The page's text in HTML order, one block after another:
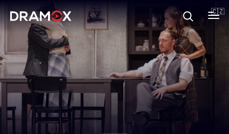
🇨🇿
Dárkové poukazy
Registrujte se